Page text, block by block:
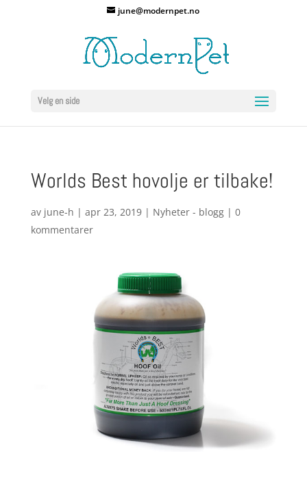
june@modernpet.no
Velg en side
Worlds Best hovolje er tilbake!
av june-h | apr 23, 2019| Nyheter - blogg| 0
kommentarer